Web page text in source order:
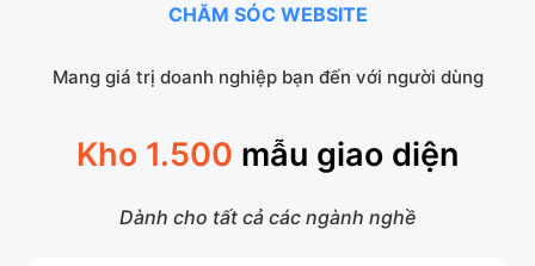
CHĂM SÓC WEBSITE
Mang giá trị doanh nghiệp bạn đến với người dùng
Kho 1.500 mẫu giao diện
Dành cho tất cả các ngành nghề